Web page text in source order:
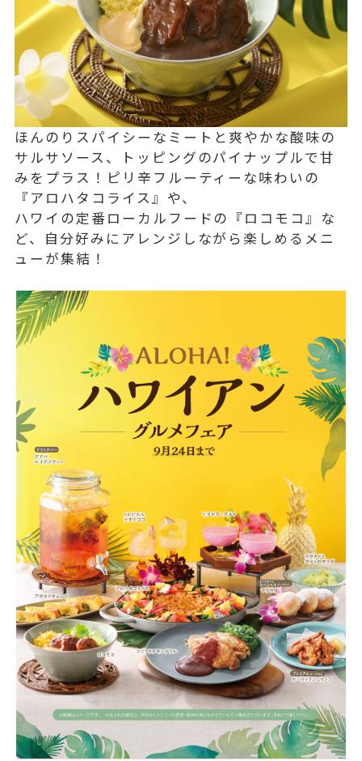
ほんのりスパイシーなミートと爽やかな酸味の
サルサソース、トッピングのパイナップルで甘
みをプラス！ピリ辛フルーティーな味わいの
『アロハタコライス』や、
ハワイの定番ローカルフードの『ロコモコ』な
ど、自分好みにアレンジしながら楽しめるメニ
ューが集結！